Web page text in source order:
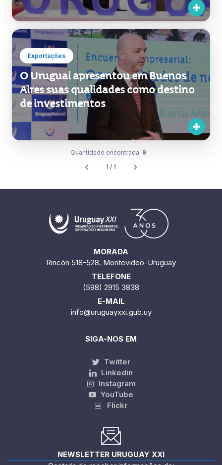
O Uruguai comemorou 30 anos de
relações diplomáticas com a China
com atividades de promoção país
bem-sucedidas
Exportações
O Uruguai apresentou em Buenos
Aires suas qualidades como destino
de investimentos
Quantidade encontrada:9
1 / 1
MORADA
TELEFONE
E-MAIL
info@uruguayxxi.gub.uy
SIGA-NOS EM
Linkedin
Instagram
YouTube